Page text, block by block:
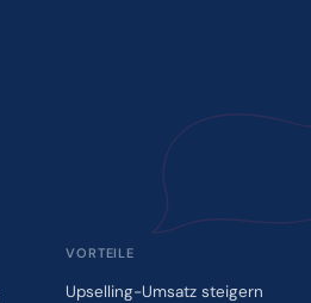
VORTEILE
Upselling-Umsatz steigern